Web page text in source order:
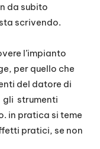
da subito
scrivendo.
l’impianto
per quello che
del datore di
gli strumenti
in pratica si teme
pratici, se non